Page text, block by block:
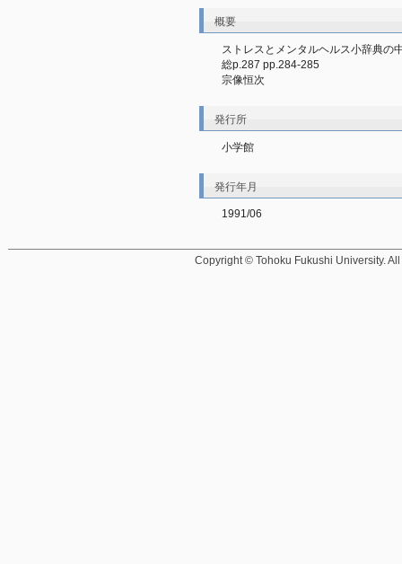
概要
ストレスとメンタルヘルス小辞典の
総p.287 pp.284-285
宗像恒次
発行所
小学館
発行年月
1991/06